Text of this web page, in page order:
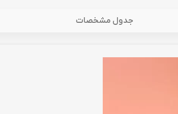
جدول مشخصات